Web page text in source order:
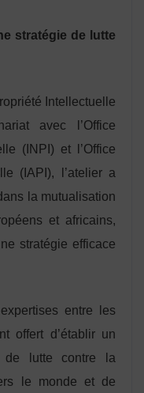
stratégie de lutte
Intellectuelle
avec l’Office
(INPI) et l’Office
(IAPI), l’atelier a
la mutualisation
et africains,
stratégie efficace
entre les
offert d’établir un
de lutte contre la
le monde et de